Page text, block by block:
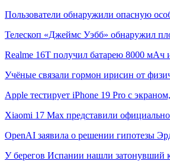
Пользователи обнаружили опасную
Телескоп «Джеймс Уэбб» обнаружил
Realme 16T получил батарею 8000 мАч
Учёные связали гормон ирисин от
Apple тестирует iPhone 19 Pro с
Xiaomi 17 Max представили
OpenAI заявила о решении гипотезы
У берегов Испании нашли затонувший